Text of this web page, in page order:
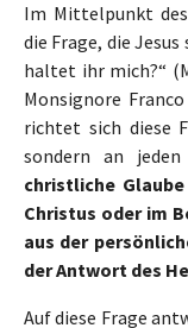
Im Mittelpunkt
die Frage, die
haltet ihr mich?“
Monsignore
richtet sich diese
sondern an
christliche
Christus oder im
aus der
der Antwort des
Auf diese Frage